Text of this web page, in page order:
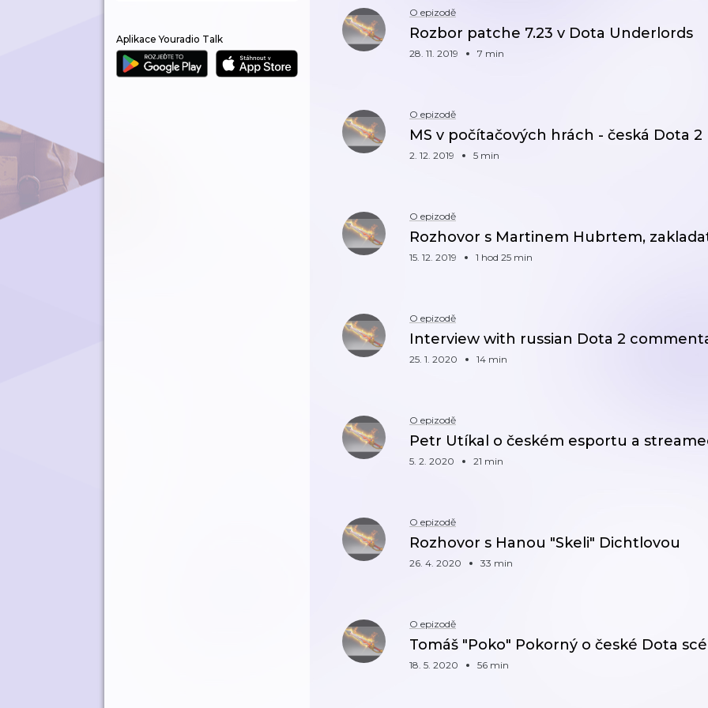
Aplikace Youradio Talk
O epizodě
Rozbor patche 7.23 v Dota Underlords
28. 11. 2019 7 min
O epizodě
MS v počítačových hrách - česká Dota
2. 12. 2019 5 min
O epizodě
Rozhovor s Martinem Hubrtem,
15. 12. 2019 1 hod 25 min
O epizodě
Interview with russian Dota 2
25. 1. 2020 14 min
O epizodě
Petr Utíkal o českém esportu a
5. 2. 2020 21 min
O epizodě
Rozhovor s Hanou "Skeli" Dichtlovou
26. 4. 2020 33 min
O epizodě
Tomáš "Poko" Pokorný o české Dota
18. 5. 2020 56 min